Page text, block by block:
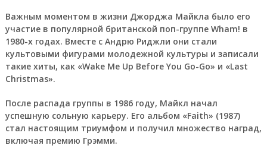
Важным моментом в жизни Джорджа Майкла было его
участие в популярной британской поп-группе Wham! в
1980-х годах. Вместе с Андрю Риджли они стали
культовыми фигурами молодежной культуры и записали
такие хиты, как «Wake Me Up Before You Go-Go» и «Last
Christmas».
После распада группы в 1986 году, Майкл начал
успешную сольную карьеру. Его альбом «Faith» (1987)
стал настоящим триумфом и получил множество наград,
включая премию Грэмми.